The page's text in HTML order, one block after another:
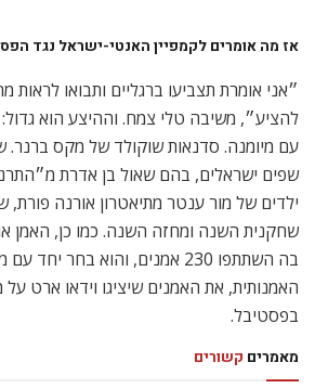
אז מה אומרים לקמפיין האנטי-ישראל נגד
״אני אומרת תצביעו ברגליים ותבואו לראות
להציע״, משיבה טלי צמח. וההיצע הוא גדול:
עם מיומנה. סדנאות שוקולד של מקס ברנר.
שפים ישראלים, בהם שאול בן אדרת
ילדים של מור ענטר מתיאטרון אורנה
שחקנית השנה ומחזה השנה. כמו כן, האמן
בה השתתפו 230 אמנים, והוא בחר
האמנותית, את האמנים שיציגו וידאו ארט
בפסטיבל.
מאמרים קשורים